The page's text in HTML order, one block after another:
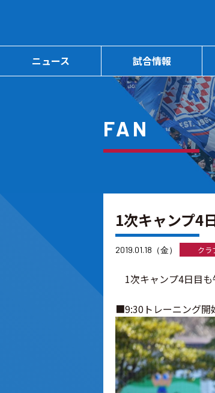
ニュース 試合情報
FAN
1次キャンプ4
2019.01.18（金） クラ
1次キャンプ4日目も
■9:30トレーニング開